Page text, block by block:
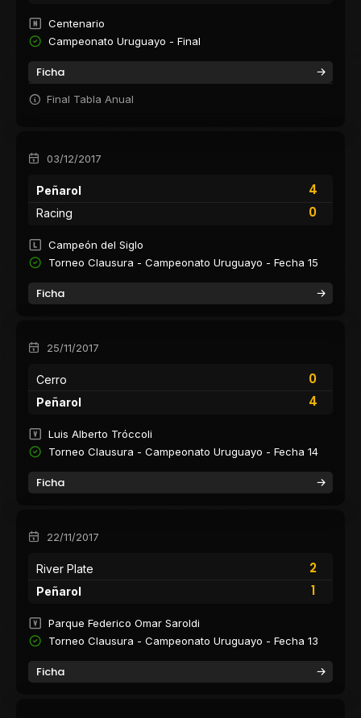
Centenario
Campeonato Uruguayo - Final
Ficha
Final Tabla Anual
03/12/2017
Peñarol
4
0
Racing
Campeón del Siglo
Torneo Clausura - Campeonato Uruguayo - Fecha 15
Ficha
25/11/2017
Cerro
0
4
Peñarol
Luis Alberto Tróccoli
Torneo Clausura - Campeonato Uruguayo - Fecha 14
Ficha
22/11/2017
River Plate
2
1
Peñarol
Parque Federico Omar Saroldi
Torneo Clausura - Campeonato Uruguayo - Fecha 13
Ficha